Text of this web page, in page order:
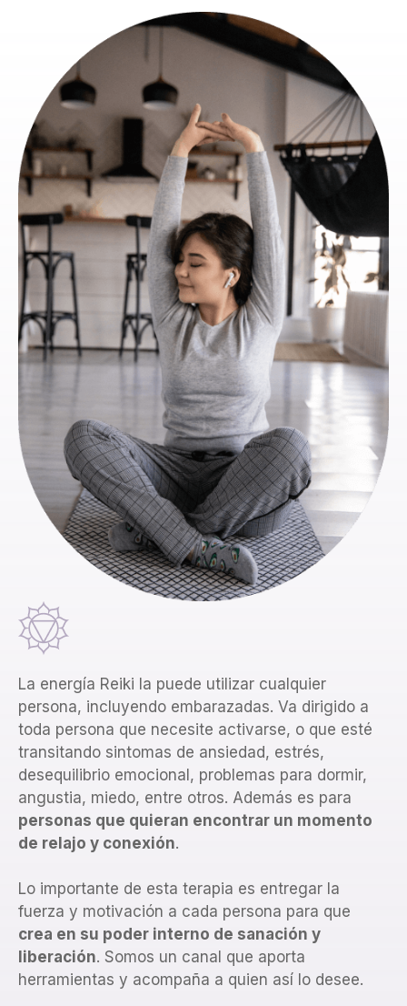
La energía Reiki la puede utilizar cualquier
persona, incluyendo embarazadas. Va dirigido a
toda persona que necesite activarse, o que esté
transitando sintomas de ansiedad, estrés,
desequilibrio emocional, problemas para dormir,
angustia, miedo, entre otros. Además es para
personas que quieran encontrar un momento
de relajo y conexión.
Lo importante de esta terapia es entregar la
fuerza y motivación a cada persona para que
crea en su poder interno de sanación y
liberación. Somos un canal que aporta
herramientas y acompaña a quien así lo desee.